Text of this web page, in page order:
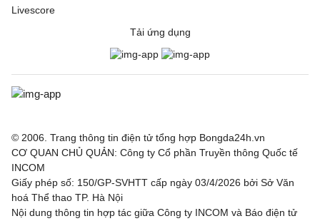
Livescore
Tải ứng dụng
© 2006. Trang thông tin điện tử tổng hợp Bongda24h.vn
CƠ QUAN CHỦ QUẢN: Công ty Cổ phần Truyền thông Quốc tế
INCOM
Giấy phép số: 150/GP-SVHTT cấp ngày 03/4/2026 bởi Sở Văn
hoá Thể thao TP. Hà Nội
Nội dung thông tin hợp tác giữa Công ty INCOM và Báo điện tử